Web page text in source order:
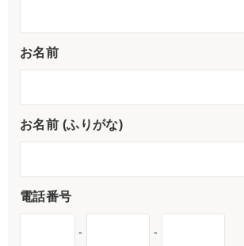
お名前
お名前 (ふりがな)
電話番号
- -